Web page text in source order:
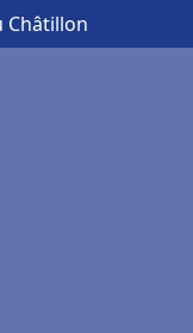
Châtillon